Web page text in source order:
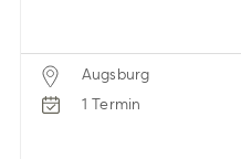
Augsburg
1 Termin